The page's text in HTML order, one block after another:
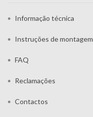
Informação técnica
Instruções de montagem
FAQ
Reclamações
Contactos